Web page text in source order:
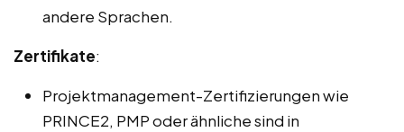
andere Sprachen.
Zertifikate:
Projektmanagement-Zertifizierungen wie
PRINCE2, PMP oder ähnliche sind in